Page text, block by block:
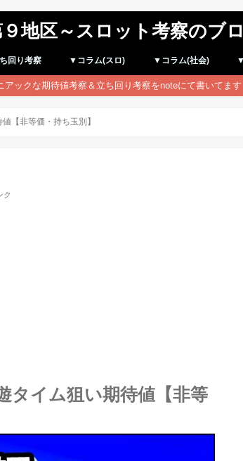
地区～スロット考察のブ
回り考察 ▼コラム(スロ) ▼コラム(社会)
アックな期待値考察＆立ち回り考察をnoteにて書いてます
【非等価・持ち玉別】
ク
タイム狙い期待値【非等